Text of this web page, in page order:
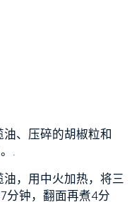
、压碎的胡椒粒和
.
油，用中火加热，将三
分钟，翻面再煮4分